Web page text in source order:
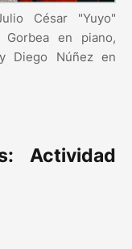
César "Yuyo"
Gorbea en piano,
Diego Núñez en
Actividad